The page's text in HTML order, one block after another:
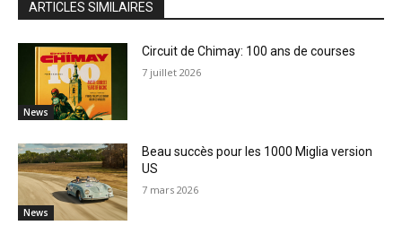
ARTICLES SIMILAIRES
News
Circuit de Chimay: 100 ans de courses
7 juillet 2026
News
Beau succès pour les 1000 Miglia version
US
7 mars 2026